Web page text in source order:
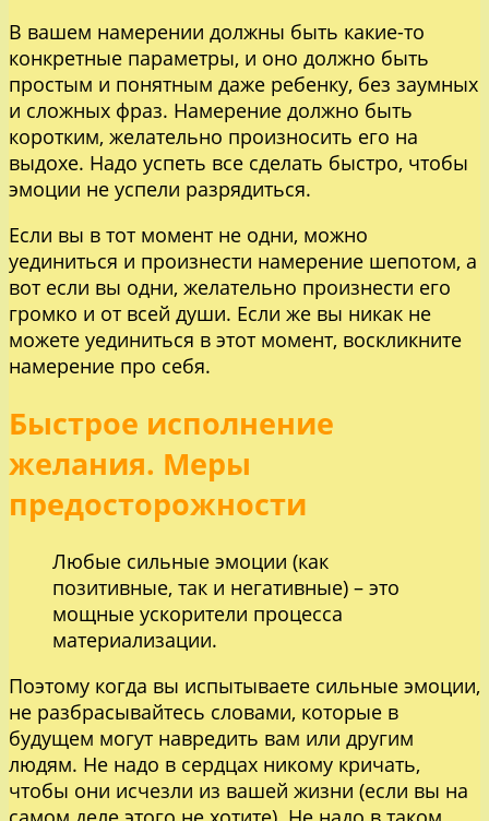
В вашем намерении должны быть какие-то
конкретные параметры, и оно должно быть
простым и понятным даже ребенку, без заумных
и сложных фраз. Намерение должно быть
коротким, желательно произносить его на
выдохе. Надо успеть все сделать быстро, чтобы
эмоции не успели разрядиться.
Если вы в тот момент не одни, можно
уединиться и произнести намерение шепотом, а
вот если вы одни, желательно произнести его
громко и от всей души. Если же вы никак не
можете уединиться в этот момент, воскликните
намерение про себя.
Быстрое исполнение
желания. Меры
предосторожности
Любые сильные эмоции (как
позитивные, так и негативные) – это
мощные ускорители процесса
материализации.
Поэтому когда вы испытываете сильные эмоции,
не разбрасывайтесь словами, которые в
будущем могут навредить вам или другим
людям. Не надо в сердцах никому кричать,
чтобы они исчезли из вашей жизни (если вы на